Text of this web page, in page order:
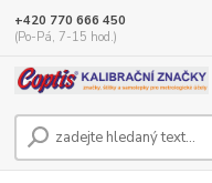
+420 770 666 450
(Po-Pá, 7-15 hod.)